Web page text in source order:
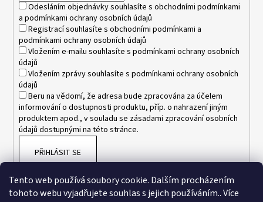
Tento web používá soubory cookie. Dalším procházením
tohoto webu vyjadřujete souhlas s jejich používáním.. Více
Odesláním objednávky souhlasíte s obchodními podmínkami
a podmínkami ochrany osobních údajů
Registrací souhlasíte s obchodními podmínkami a
podmínkami ochrany osobních údajů
Vložením e-mailu souhlasíte s podmínkami ochrany osobních
údajů
Vložením zprávy souhlasíte s podmínkami ochrany osobních
údajů
Beru na vědomí, že adresa bude zpracována za účelem
informování o dostupnosti produktu, příp. o nahrazení jiným
produktem apod., v souladu se zásadami zpracování osobních
údajů dostupnými na této stránce.
PŘIHLÁSIT SE